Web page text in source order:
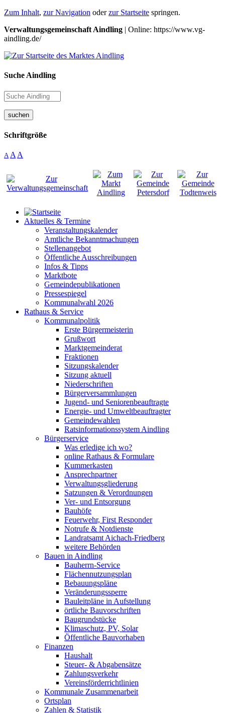
Zum Inhalt, zur Navigation oderzur Startseite springen.
Verwaltungsgemeinschaft Aindling | Online: https://www.vg-
aindling.de/
Suche Aindling
suchen
Schriftgröße
A A A
Aktuelles & Termine
Veranstaltungskalender
Amtliche Bekanntmachungen
Stellenangebot
Öffentliche Ausschreibungen
Infos & Tipps
Marktbote
Gemeindepublikationen
Pressespiegel
Kommunalwahl 2026
Rathaus & Service
Kommunalpolitik
Erste Bürgermeisterin
Grußwort
Marktgemeinderat
Fraktionen
Sitzungskalender
Sitzung aktuell
Niederschriften
Bürgerversammlungen
Jugend- und Seniorenbeauftragte
Energie- und Umweltbeauftragter
Gemeindewahlen
Ratsinformationssystem Aindling
Bürgerservice
Was erledige ich wo?
online Rathaus & Formulare
Kummerkasten
Ansprechpartner
Verwaltungsgliederung
Satzungen & Verordnungen
Ver- und Entsorgung
Bauhöfe
Feuerwehr, First Responder
Notrufe & Notdienste
Landratsamt Aichach-Friedberg
weitere Behörden
Bauen in Aindling
Bauherrn-Service
Flächennutzungsplan
Bebauungspläne
Veränderungssperre
Bauleitpläne in Aufstellung
örtliche Bauvorschriften
Baugrundstücke
Klimaschutz, PV, Solar
Öffentliche Bauvorhaben
Finanzen
Haushalt
Steuer- & Abgabensätze
Zahlungsverkehr
Vereinsförderrichtlinien
Kommunale Zusammenarbeit
Ortsplan
Zahlen & Statistik